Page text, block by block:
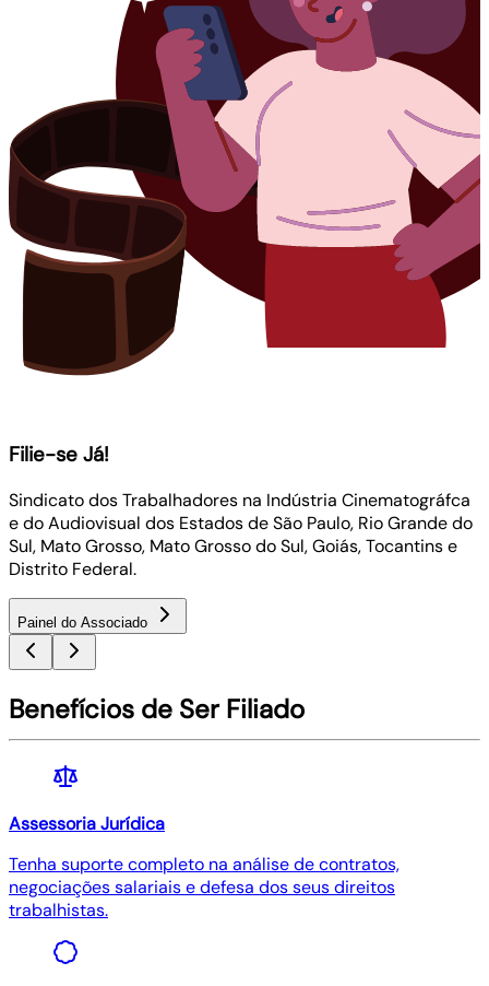
Filie-se Já!
Sindicato dos Trabalhadores na Indústria Cinematográfca
e do Audiovisual dos Estados de São Paulo, Rio Grande do
Sul, Mato Grosso, Mato Grosso do Sul, Goiás, Tocantins e
Distrito Federal.
Painel do Associado
Benefícios de Ser Filiado
Assessoria Jurídica
Tenha suporte completo na análise de contratos,
negociações salariais e defesa dos seus direitos
trabalhistas.